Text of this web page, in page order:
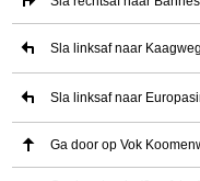
Sla linksaf naar Kaagweg
Sla linksaf naar
Ga door op Vok